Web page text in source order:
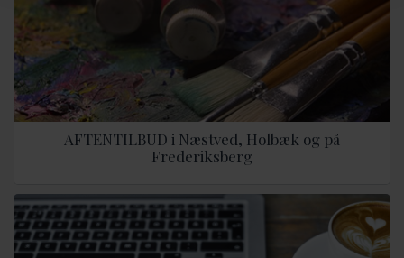
AFTENTILBUD i Næstved, Holbæk og på
Frederiksberg